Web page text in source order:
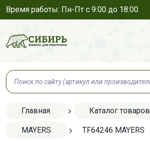
Время работы: Пн-Пт с 9:00 до 18:00
Главная Каталог товаров
MAYERS TF64246 MAYERS